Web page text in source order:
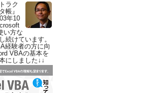
ラク
帳』
年10
い方な
続けています。
経験者の方に向
VBAの基本を
にしました↓↓